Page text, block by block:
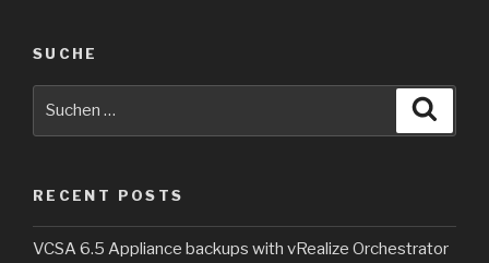
SUCHE
RECENT POSTS
VCSA 6.5 Appliance backups with vRealize Orchestrator